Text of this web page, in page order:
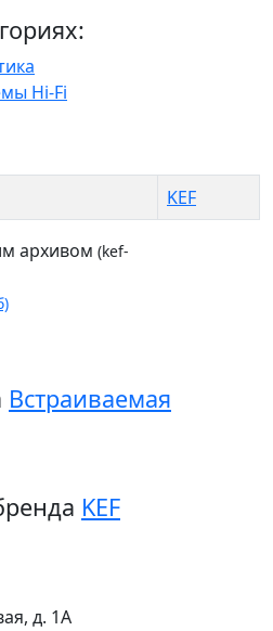
Hi-Fi
KEF
архивом (kef-
Встраиваемая
KEF
д. 1А